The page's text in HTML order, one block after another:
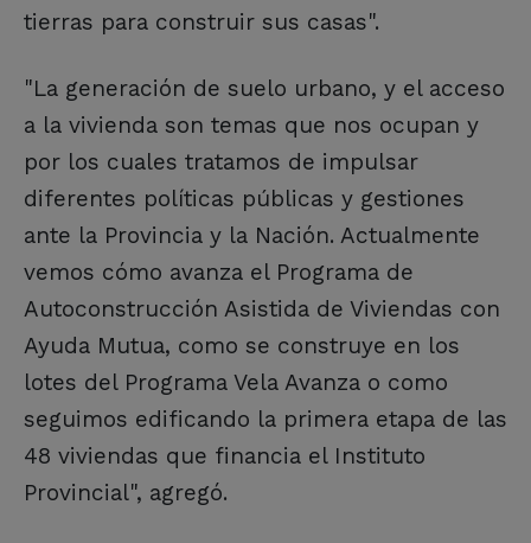
tierras para construir sus casas".
"La generación de suelo urbano, y el acceso
a la vivienda son temas que nos ocupan y
por los cuales tratamos de impulsar
diferentes políticas públicas y gestiones
ante la Provincia y la Nación. Actualmente
vemos cómo avanza el Programa de
Autoconstrucción Asistida de Viviendas con
Ayuda Mutua, como se construye en los
lotes del Programa Vela Avanza o como
seguimos edificando la primera etapa de las
48 viviendas que financia el Instituto
Provincial", agregó.